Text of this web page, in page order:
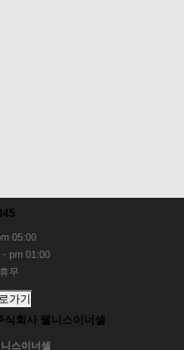
05:00
- pm 01:00
무
가기
회사 웰니스이너셀
스이너셀